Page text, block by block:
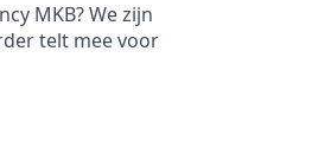
MKB? We zijn
telt mee voor